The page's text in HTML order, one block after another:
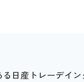
日産トレーデイ